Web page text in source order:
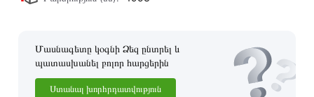
Մասնագետը կօգնի Ձեզ ընտրել և
պատասխանել բոլոր հարցերին
Ստանալ խորհրդատվություն